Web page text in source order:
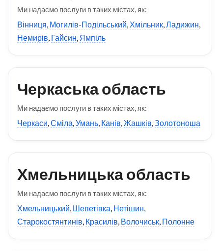
Ми надаємо послуги в таких містах, як:
Вінниця, Могилів-Подільський, Хмільник,Ладижин,
Немирів, Гайсин, Ямпіль
Черкаська область
Ми надаємо послуги в таких містах, як:
Черкаси,Сміла,Умань, Канів,Жашків,Золотоноша
Хмельницька область
Ми надаємо послуги в таких містах, як:
Хмельницький, Шепетівка, Нетішин,
Старокостянтинів, Красилів, Волочиськ, Полонне